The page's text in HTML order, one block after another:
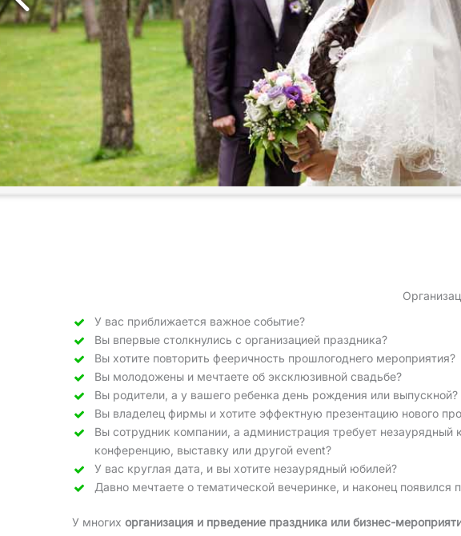
У вас приближается важное событие?
Вы впервые столкнулись с организацией праздника?
Вы хотите повторить фееричность прошлогоднего мероприятия?
Вы молодожены и мечтаете об эксклюзивной свадьбе?
Вы родители, а у вашего ребенка день рождения или выпускной?
Вы владелец фирмы и хотите эффектную презентацию нового
Вы сотрудник компании, а администрация требует незаурядный
конференцию, выставку или другой event?
У вас круглая дата, и вы хотите незаурядный юбилей?
Давно мечтаете о тематической вечеринке, и наконец появился
У многих организация и прведение праздника или бизнес-